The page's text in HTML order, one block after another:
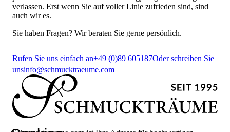
verlassen. Erst wenn Sie auf voller Linie zufrieden sind, sind
auch wir es.
Sie haben Fragen? Wir beraten Sie gerne persönlich.
Rufen Sie uns einfach an+49 (0)89 605187Oder schreiben Sie
unsinfo@schmucktraeume.com